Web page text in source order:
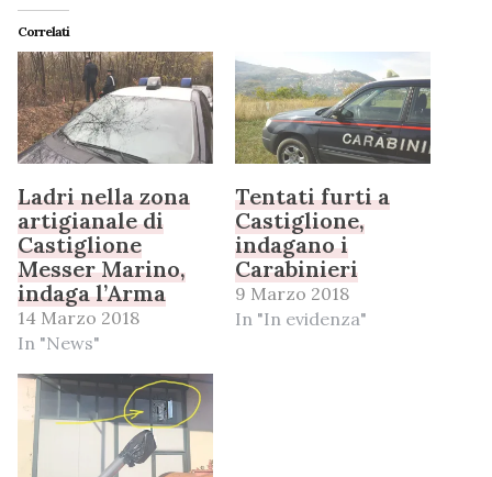
Correlati
Ladri nella zona
artigianale di
Castiglione
Messer Marino,
indaga l’Arma
14 Marzo 2018
In "News"
Tentati furti a
Castiglione,
indagano i
Carabinieri
9 Marzo 2018
In "In evidenza"